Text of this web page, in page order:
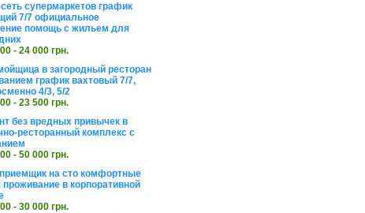
супермаркетов график
7/7 официальное
помощь с жильем для
- 24 000 грн.
в загородный ресторан
график вахтовый 7/7,
4/3, 5/2
- 23 500 грн.
без вредных привычек в
ресторанный комплекс с
- 50 000 грн.
на сто комфортные
проживание в корпоративной
- 30 000 грн.